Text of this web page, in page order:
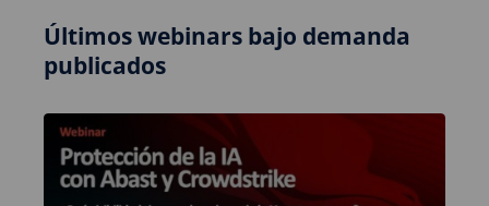
Últimos webinars bajo demanda
publicados